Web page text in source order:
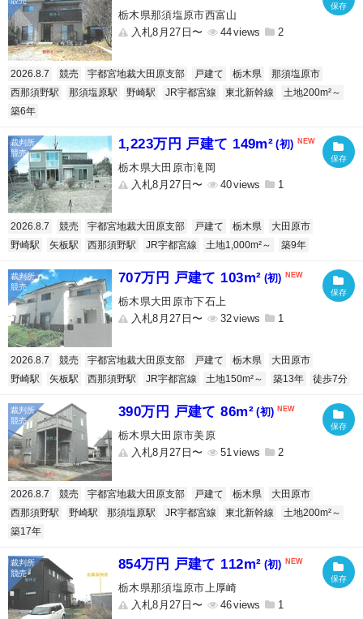
栃木県那須塩原市西富山
入札8月27日〜
44 2
2026.8.7 競売 宇都宮地裁大田原支部 戸建て 栃木県
那須塩原市
西那須野駅
那須塩原駅 野崎駅 JR宇都宮線 東北新幹線
土地200m²～
築6年
1,223万円 戸建て 149m² (初)
栃木県大田原市滝岡
入札8月27日〜
40 1
2026.8.7 競売 宇都宮地裁大田原支部 戸建て 栃木県
大田原市
野崎駅
矢板駅 西那須野駅 JR宇都宮線 土地1,000m²～ 築9年
707万円 戸建て 103m² (初)
栃木県大田原市下石上
入札8月27日〜
32 1
2026.8.7 競売 宇都宮地裁大田原支部 戸建て 栃木県
大田原市
野崎駅
矢板駅 西那須野駅 JR宇都宮線 土地150m²～ 築13年 徒歩7分
390万円 戸建て 86m² (初)
栃木県大田原市美原
入札8月27日〜
51 2
2026.8.7 競売 宇都宮地裁大田原支部 戸建て 栃木県
大田原市
西那須野駅
野崎駅 那須塩原駅 JR宇都宮線 東北新幹線
土地200m²～
築17年
854万円 戸建て 112m² (初)
栃木県那須塩原市上厚崎
入札8月27日〜
46 1